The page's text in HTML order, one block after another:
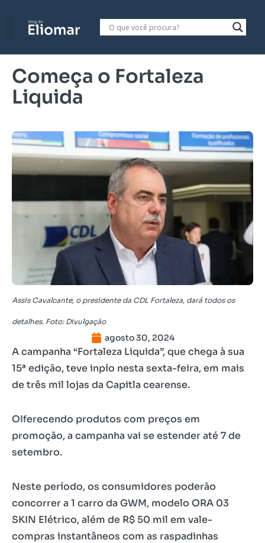
Começa o Fortaleza
Liquida
Assis Cavalcante, o presidente da CDL Fortaleza, dará todos os
detalhes. Foto: Divulgação
agosto 30, 2024
A campanha “Fortaleza Liquida”, que chega à sua
15ª edição, teve inpío nesta sexta-feira, em mais
de três mil lojas da Capitla cearense.
OIferecendo produtos com preços em
promoção, a campanha vai se estender até 7 de
setembro.
Neste período, os consumidores poderão
concorrer a 1 carro da GWM, modelo ORA 03
SKIN Elétrico, além de R$ 50 mil em vale-
compras instantâneos com as raspadinhas